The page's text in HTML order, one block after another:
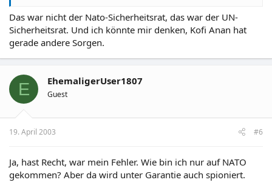
Das war nicht der Nato-Sicherheitsrat, das war der UN-
Sicherheitsrat. Und ich könnte mir denken, Kofi Anan hat
gerade andere Sorgen.
E EhemaligerUser1807
Guest
19. April 2003 #6
Ja, hast Recht, war mein Fehler. Wie bin ich nur auf NATO
gekommen? Aber da wird unter Garantie auch spioniert.